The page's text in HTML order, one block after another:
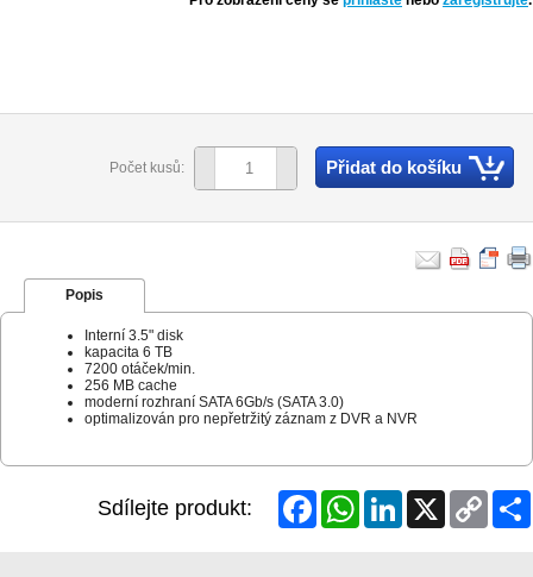
Počet kusů: Přidat do košíku
Popis
Interní 3.5" disk
kapacita 6 TB
7200 otáček/min.
256 MB cache
moderní rozhraní SATA 6Gb/s (SATA 3.0)
optimalizován pro nepřetržitý záznam z DVR a NVR
Sdílejte produkt: FacebookWhatsAppLinkedInX
Copy
Link